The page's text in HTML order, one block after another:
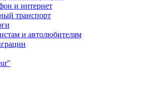
и интернет
транспорт
и автолюбителям